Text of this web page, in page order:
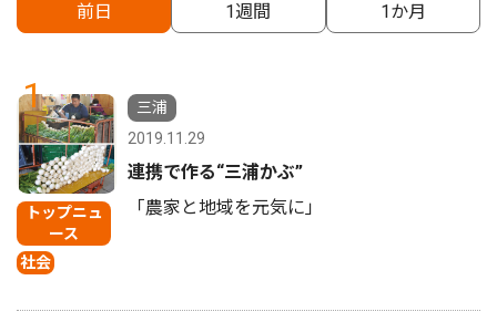
前日 1週間 1か月
1
トップニュ
ース
社会
三浦
2019.11.29
連携で作る“三浦かぶ”
「農家と地域を元気に」